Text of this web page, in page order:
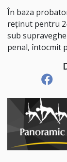
În baza
reținut pentru
sub
penal, întocmit